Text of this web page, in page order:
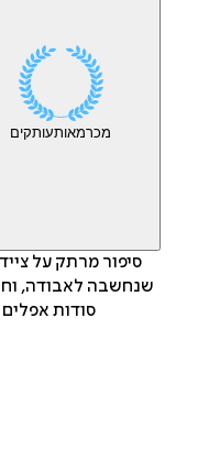
מכרמאותעותקים
סיפור מרתק על
שנחשבה לאבודה,
סודות